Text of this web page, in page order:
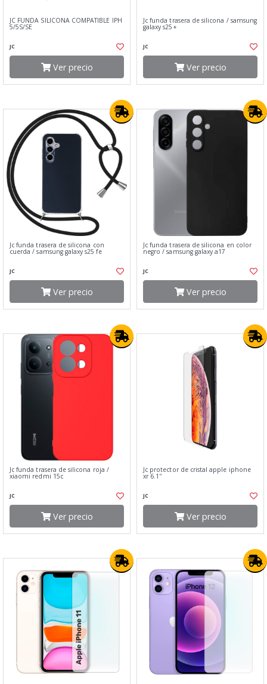
JC FUNDA SILICONA COMPATIBLE IPH
5/5S/SE
JC
Ver precio
Jc funda trasera de silicona / samsung
galaxy s25+
JC
Ver precio
Jc funda trasera de silicona con
cuerda / samsung galaxy s25 fe
JC
Ver precio
Jc funda trasera de silicona en color
negro / samsung galaxy a17
JC
Ver precio
Jc funda trasera de silicona roja /
xiaomi redmi 15c
JC
Ver precio
Jc protector de cristal apple iphone
xr 6.1''
JC
Ver precio